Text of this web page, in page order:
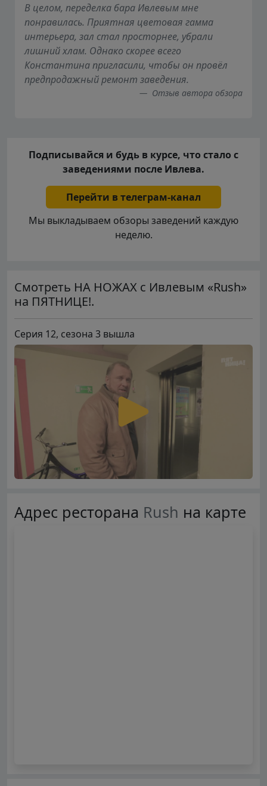
В целом, переделка бара Ивлевым мне
понравилась. Приятная цветовая гамма
интерьера, зал стал просторнее, убрали
лишний хлам. Однако скорее всего
Константина пригласили, чтобы он провёл
предпродажный ремонт заведения.
Отзыв автора обзора
Подписывайся и будь в курсе, что стало с
заведениями после Ивлева.
Перейти в телеграм-канал
Мы выкладываем обзоры заведений каждую
неделю.
Смотреть НА НОЖАХ с Ивлевым «Rush»
на ПЯТНИЦЕ!.
Серия 12, сезона 3 вышла
Адрес ресторана Rush на карте